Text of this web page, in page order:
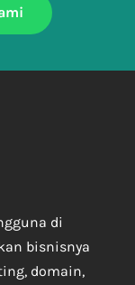
di
bisnisnya
domain,